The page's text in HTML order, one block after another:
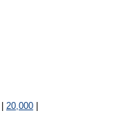
20,000